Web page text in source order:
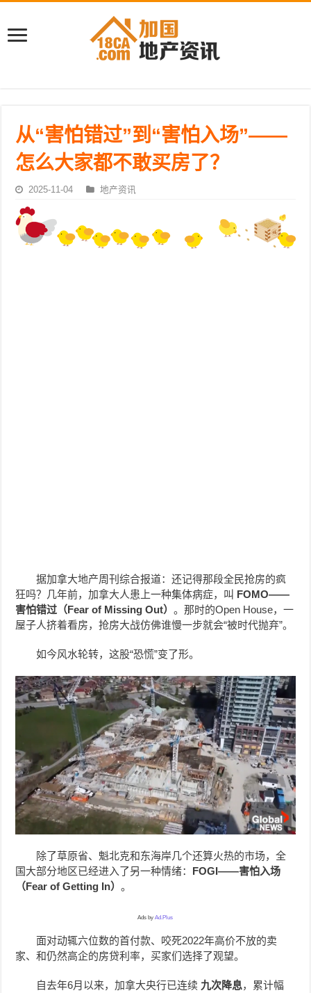
从“害怕错过”到“害怕入场”——
怎么大家都不敢买房了？
2025-11-04 地产资讯
据加拿大地产周刊综合报道：还记得那段全民抢房的疯
狂吗？几年前，加拿大人患上一种集体病症，叫 FOMO——
害怕错过（Fear of Missing Out）。那时的Open House，一
屋子人挤着看房，抢房大战仿佛谁慢一步就会“被时代抛弃”。
如今风水轮转，这股“恐慌”变了形。
除了草原省、魁北克和东海岸几个还算火热的市场，全
国大部分地区已经进入了另一种情绪： FOGI——害怕入场
（Fear of Getting In）。
Ads byAd.Plus
面对动辄六位数的首付款、咬死2022年高价不放的卖
家、和仍然高企的房贷利率，买家们选择了观望。
自去年6月以来，加拿大央行已连续 九次降息，累计幅